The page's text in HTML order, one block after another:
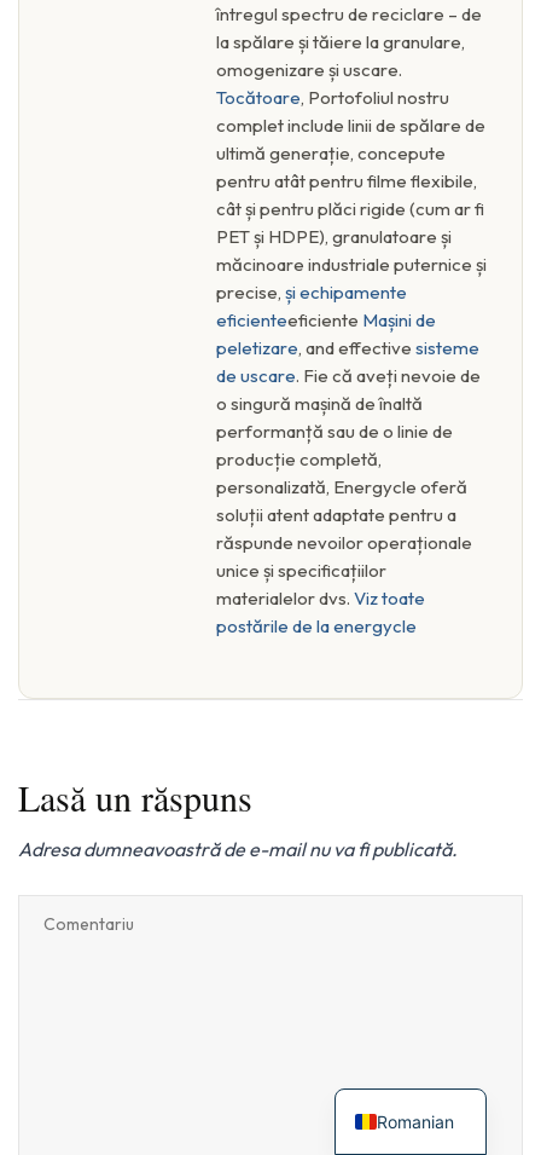
întregul spectru de reciclare – de
la spălare și tăiere la granulare,
omogenizare și uscare.
Tocătoare, Portofoliul nostru
complet include linii de spălare de
ultimă generație, concepute
pentru atât pentru filme flexibile,
cât și pentru plăci rigide (cum ar fi
PET și HDPE), granulatoare și
măcinoare industriale puternice și
precise, și echipamente
eficienteeficiente Mașini de
peletizare, and effective sisteme
de uscare. Fie că aveți nevoie de
o singură mașină de înaltă
performanță sau de o linie de
producție completă,
personalizată, Energycle oferă
soluții atent adaptate pentru a
răspunde nevoilor operaționale
unice și specificațiilor
materialelor dvs. Viz toate
postările de la energycle
Lasă un răspuns
Adresa dumneavoastră de e-mail nu va fi publicată.
Romanian